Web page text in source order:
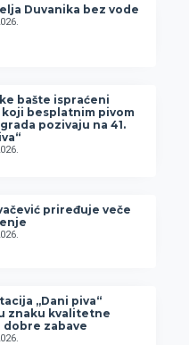
Duvanika bez vode
bašte ispraćeni
besplatnim pivom
pozivaju na 41.
priređuje veče
„Dani piva“
znaku kvalitetne
dobre zabave